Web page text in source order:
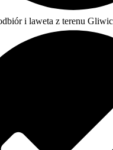
i laweta z terenu